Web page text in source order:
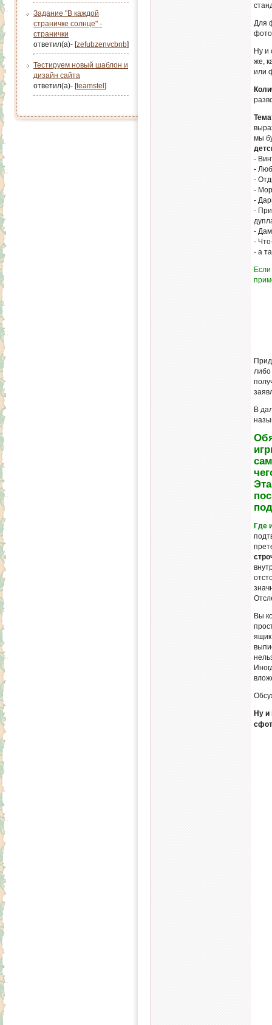
Задание "В каждой
страничке солнце" -
странички
ответил(а)- [zefubzenvcbnb]
Тестируем новый шаблон и
дизайн сайта
ответил(а)- [teamstel ]
Для
Ну и
же,
или
мы
-
-
-
-
-
-
-
-
- а
либо
В
Где
Вы
Ну и